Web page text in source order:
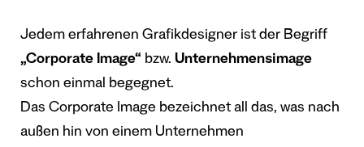
Jedem erfahrenen Grafikdesigner ist der Begriff
„Corporate Image“ bzw. Unternehmensimage
schon einmal begegnet.
Das Corporate Image bezeichnet all das, was nach
außen hin von einem Unternehmen